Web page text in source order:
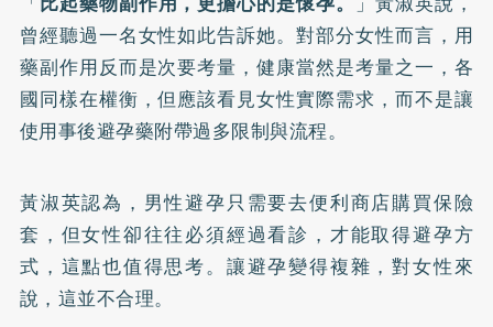
曾經聽過一名女性如此告訴她。對部分女性而言，用
藥副作用反而是次要考量，健康當然是考量之一，各
國同樣在權衡，但應該看見女性實際需求，而不是讓
使用事後避孕藥附帶過多限制與流程。
黃淑英認為，男性避孕只需要去便利商店購買保險
套，但女性卻往往必須經過看診，才能取得避孕方
式，這點也值得思考。讓避孕變得複雜，對女性來
說，這並不合理。